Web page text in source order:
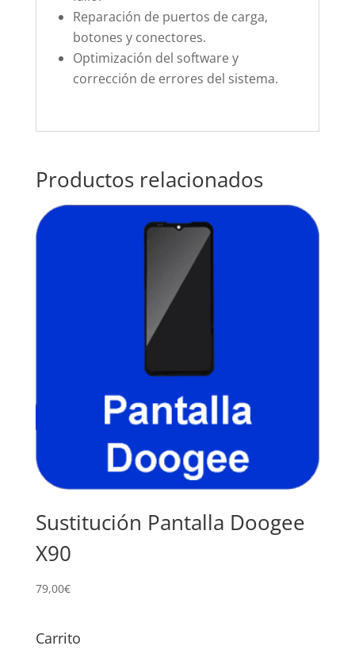
Reparación de puertos de carga,
botones y conectores.
Optimización del software y
corrección de errores del sistema.
Productos relacionados
Sustitución Pantalla Doogee
X90
79,00€
Carrito